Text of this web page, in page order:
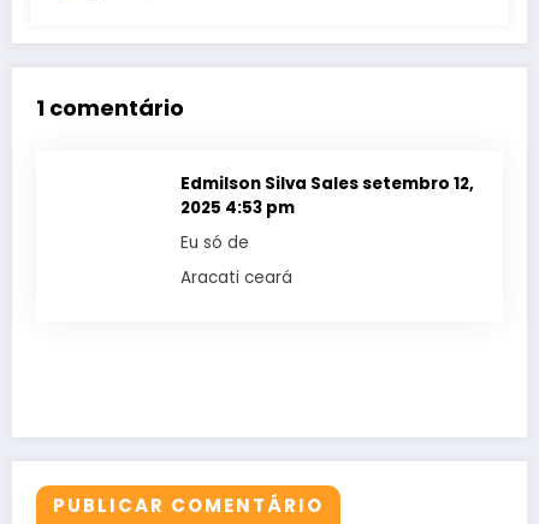
1 comentário
Edmilson Silva Salessetembro 12,
2025 4:53 pm
Eu só de
Aracati ceará
PUBLICAR COMENTÁRIO